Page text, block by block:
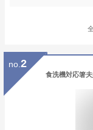
no. 2
食洗機対応箸